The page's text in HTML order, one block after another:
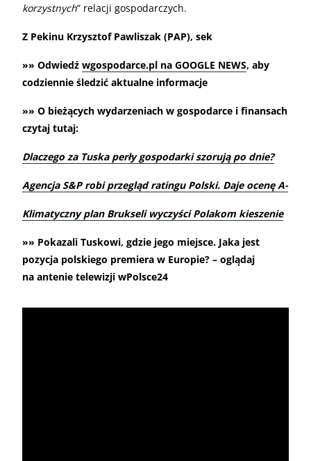
korzystnych” relacji gospodarczych.
Z Pekinu Krzysztof Pawliszak (PAP), sek
»» Odwiedź wgospodarce.pl na GOOGLE NEWS, aby
codziennie śledzić aktualne informacje
»» O bieżących wydarzeniach w gospodarce i finansach
czytaj tutaj:
Dlaczego za Tuska perły gospodarki szorują po dnie?
Agencja S&P robi przegląd ratingu Polski. Daje ocenę A-
Klimatyczny plan Brukseli wyczyści Polakom kieszenie
»» Pokazali Tuskowi, gdzie jego miejsce. Jaka jest
pozycja polskiego premiera w Europie? – oglądaj
na antenie telewizji wPolsce24